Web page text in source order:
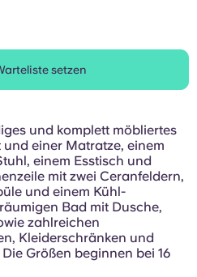
setzen
und komplett möbliertes
einer Matratze, einem
einem Esstisch und
mit zwei Ceranfeldern,
und einem Kühl-
Bad mit Dusche,
zahlreichen
Kleiderschränken und
Größen beginnen bei 16